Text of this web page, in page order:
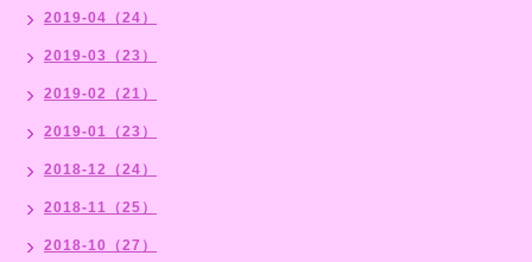
2019-04（24）
2019-03（23）
2019-02（21）
2019-01（23）
2018-12（24）
2018-11（25）
2018-10（27）